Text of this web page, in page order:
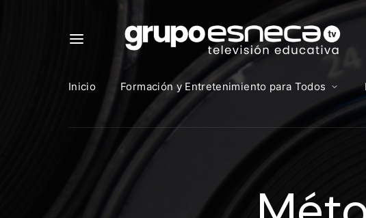
Inicio Formación y Entretenimiento para Todos
Para iniciar
https://